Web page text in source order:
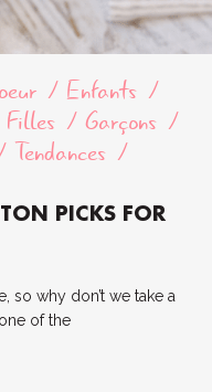
Enfants
Filles
Garçons
Tendances
PICKS FOR
so why don’t we take a
of the